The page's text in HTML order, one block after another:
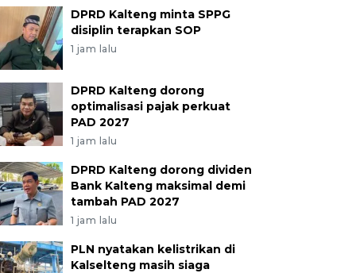
DPRD Kalteng minta SPPG
disiplin terapkan SOP
1 jam lalu
DPRD Kalteng dorong
optimalisasi pajak perkuat
PAD 2027
1 jam lalu
DPRD Kalteng dorong dividen
Bank Kalteng maksimal demi
tambah PAD 2027
1 jam lalu
PLN nyatakan kelistrikan di
Kalselteng masih siaga